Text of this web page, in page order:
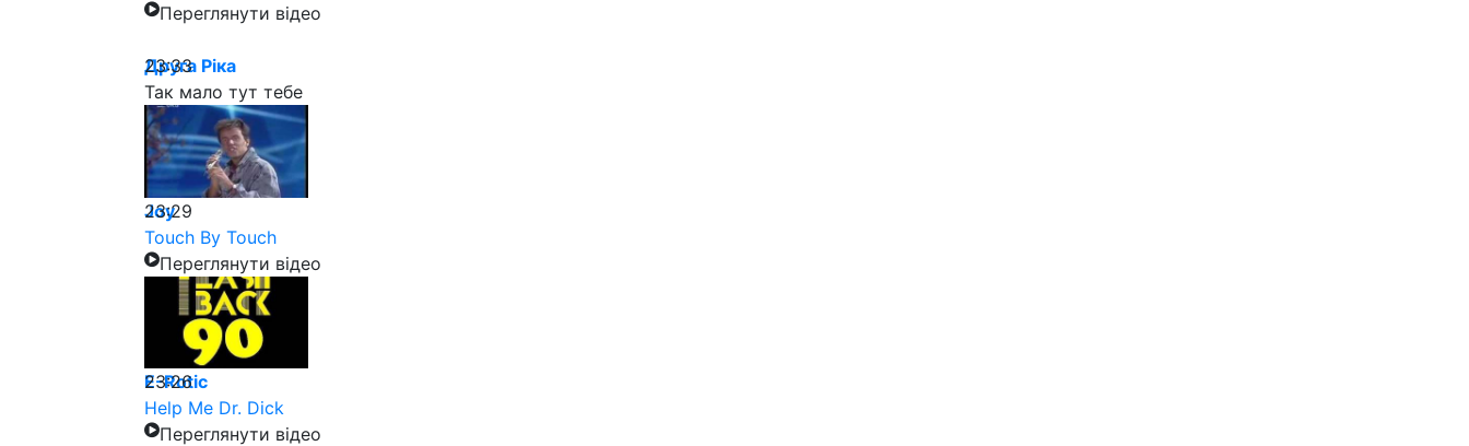
Переглянути відео
23:33
Друга Рiка
Так мало тут тебе
23:29
Joy
Touch By Touch
Переглянути відео
23:26
E-Rotic
Help Me Dr. Dick
Переглянути відео